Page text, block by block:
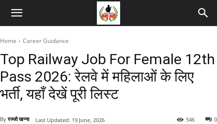
Home Career Guidance
Top Railway Job For Female 12th
Pass 2026: रेलवे में महिलाओं के लिए
भर्ती, यहाँ देखें पूरी लिस्ट
By रज्जो खन्ना 0
546
Last Updated: 19 June, 2026